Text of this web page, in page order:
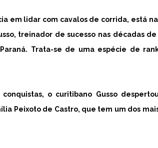
em lidar com cavalos de corrida, está
treinador de sucesso nas décadas de
Trata-se de uma espécie de
o curitibano Gusso
Peixoto de Castro, que tem um dos